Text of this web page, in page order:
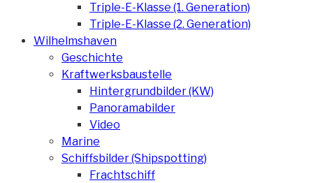
Triple-E-Klasse (1. Generation)
Triple-E-Klasse (2. Generation)
Wilhelmshaven
Geschichte
Kraftwerksbaustelle
Hintergrundbilder (KW)
Panoramabilder
Video
Marine
Schiffsbilder (Shipspotting)
Frachtschiff